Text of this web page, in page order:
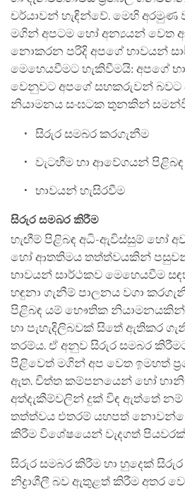
චර්යාවන් හැඳින්වේ. මෙහි
මගින් අපටම හෝ අන්‍යයන් වෙත
නොකරන පරිදි අපගේ භාවයන්
මෙහෙයවීමට හැකිවීමයි: අපගේ
වෙනුවට අපගේ සහකරුවන් බවට
නියාමනය සංඝටක තුනකින්
සිරුර සමබර කරගැනීම
වැටහීම හා ආවේගයන්
භාවයන් හැසිරවීම
සිරුර සමබර කිරීම
හැඟීම් පිළිබඳ අධි-ඇවිස්සුම් හෝ
හෝ ආතතිමය තත්ත්වයකින්
භාවයන් සාර්ථකව මෙහෙයවීම
හඳුනා ගැනීම් පාලනය වගා
පිළිබඳ යම් භෞතික නියාමනයකින්
හා පැහැදිලිබවක් සිතේ ඇතිකර
තරම්ය. ඒ අනුව සිරුර සමබර
පිළිවෙත් මගින් අප වෙත ඉමහත්
ඇත. චිත්ත කම්පනයෙන් හෝ
අත්දැකීම්වලින් දුක් විඳ ඇත්තේ
තත්ත්වය එතරම් යහපත්
කිරීම විශේෂයෙන් වැදගත්
සිරුර සමබර කිරීම හා හුදෙක්
නිද්‍රාශීලී බව ඇතුළත් කිරීම අතර